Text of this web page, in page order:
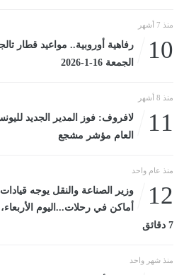
منذ 7 أشهر
10
رفاهية أوروبية.. مواعيد قطار
الجمعة 16-1-2026
منذ 8 أشهر
11
لافروف: فوز المدير الجديد
العام مؤشر مشجع
منذ عام واحد
12
وزير الصناعة والنقل يوجه
7 دقائق
منذ شهر واحد